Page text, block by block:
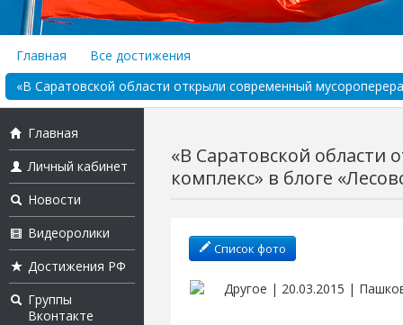
Главная
Все достижения
«В Саратовской области открыли современный
Главная
Личный кабинет
Новости
Видеоролики
Достижения РФ
Группы
Вконтакте
«В Саратовской
комплекс» в блоге
Список фото
Другое | 20.03.2015 |